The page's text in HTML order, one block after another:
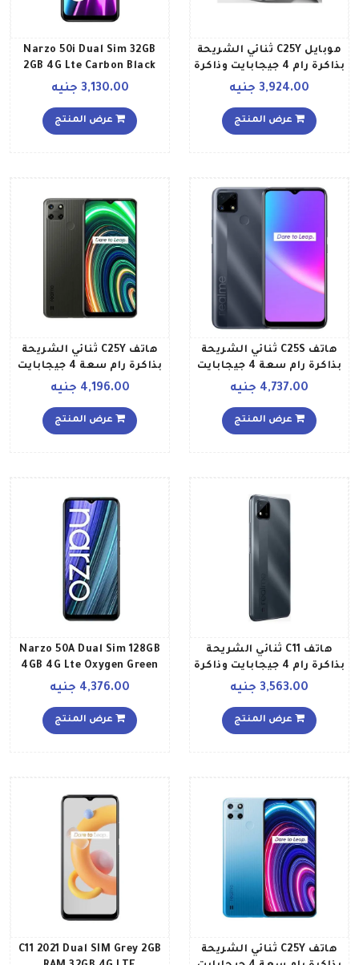
موبايل C25Y ثنائي الشريحة
بذاكرة رام 4 جيجابايت وذاكرة
داخلية 64 جيجابايت ويدعم
ميتال إصدار الشرق الأوسط
3,924.00 جنيه
عرض المنتج
Narzo 50i Dual Sim 32GB
2GB 4G Lte Carbon Black
3,130.00 جنيه
عرض المنتج
هاتف C25S ثنائي الشريحة
بذاكرة رام سعة 4 جيجابايت
LTE، لون رمادي مائي إصدار
4,737.00 جنيه
عرض المنتج
هاتف C25Y ثنائي الشريحة
بذاكرة رام سعة 4 جيجابايت
LTE بلون رمادي معدني
إصدار الشرق الأوسط
4,196.00 جنيه
عرض المنتج
هاتف C11 ثنائي الشريحة
بذاكرة رام 4 جيجابايت وذاكرة
داخلية 64 جيجابايت ويدعم
إصدار عالمي
3,563.00 جنيه
عرض المنتج
Narzo 50A Dual Sim 128GB
4GB 4G Lte Oxygen Green
4,376.00 جنيه
عرض المنتج
هاتف C25Y ثنائي الشريحة
C11 2021 Dual SIM Grey 2GB